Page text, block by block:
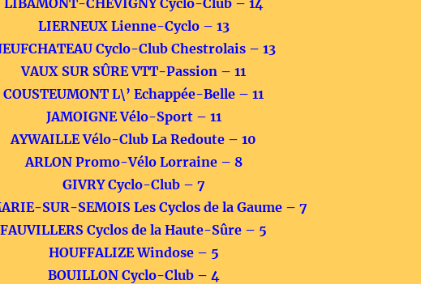
LIBAMONT-CHEVIGNY Cyclo-Club – 14
LIERNEUX Lienne-Cyclo – 13
Cyclo-Club Chestrolais – 13
VAUX SUR SÛRE VTT-Passion – 11
COUSTEUMONT L\’ Echappée-Belle – 11
JAMOIGNE Vélo-Sport – 11
AYWAILLE Vélo-Club La Redoute – 10
ARLON Promo-Vélo Lorraine – 8
GIVRY Cyclo-Club – 7
SUR-SEMOIS Les Cyclos de la Gaume – 7
FAUVILLERS Cyclos de la Haute-Sûre – 5
HOUFFALIZE Windose – 5
BOUILLON Cyclo-Club – 4